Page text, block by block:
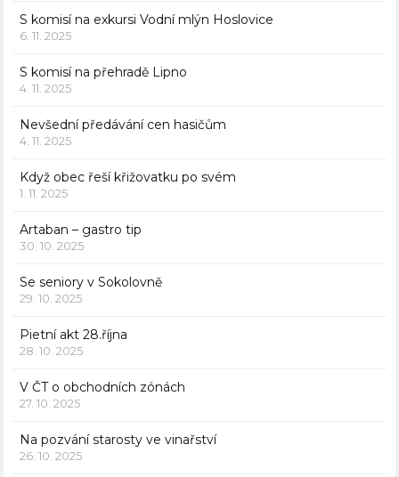
S komisí na exkursi Vodní mlýn Hoslovice
6. 11. 2025
S komisí na přehradě Lipno
4. 11. 2025
Nevšední předávání cen hasičům
4. 11. 2025
Když obec řeší křižovatku po svém
1. 11. 2025
Artaban – gastro tip
30. 10. 2025
Se seniory v Sokolovně
29. 10. 2025
Pietní akt 28.října
28. 10. 2025
V ČT o obchodních zónách
27. 10. 2025
Na pozvání starosty ve vinařství
26. 10. 2025